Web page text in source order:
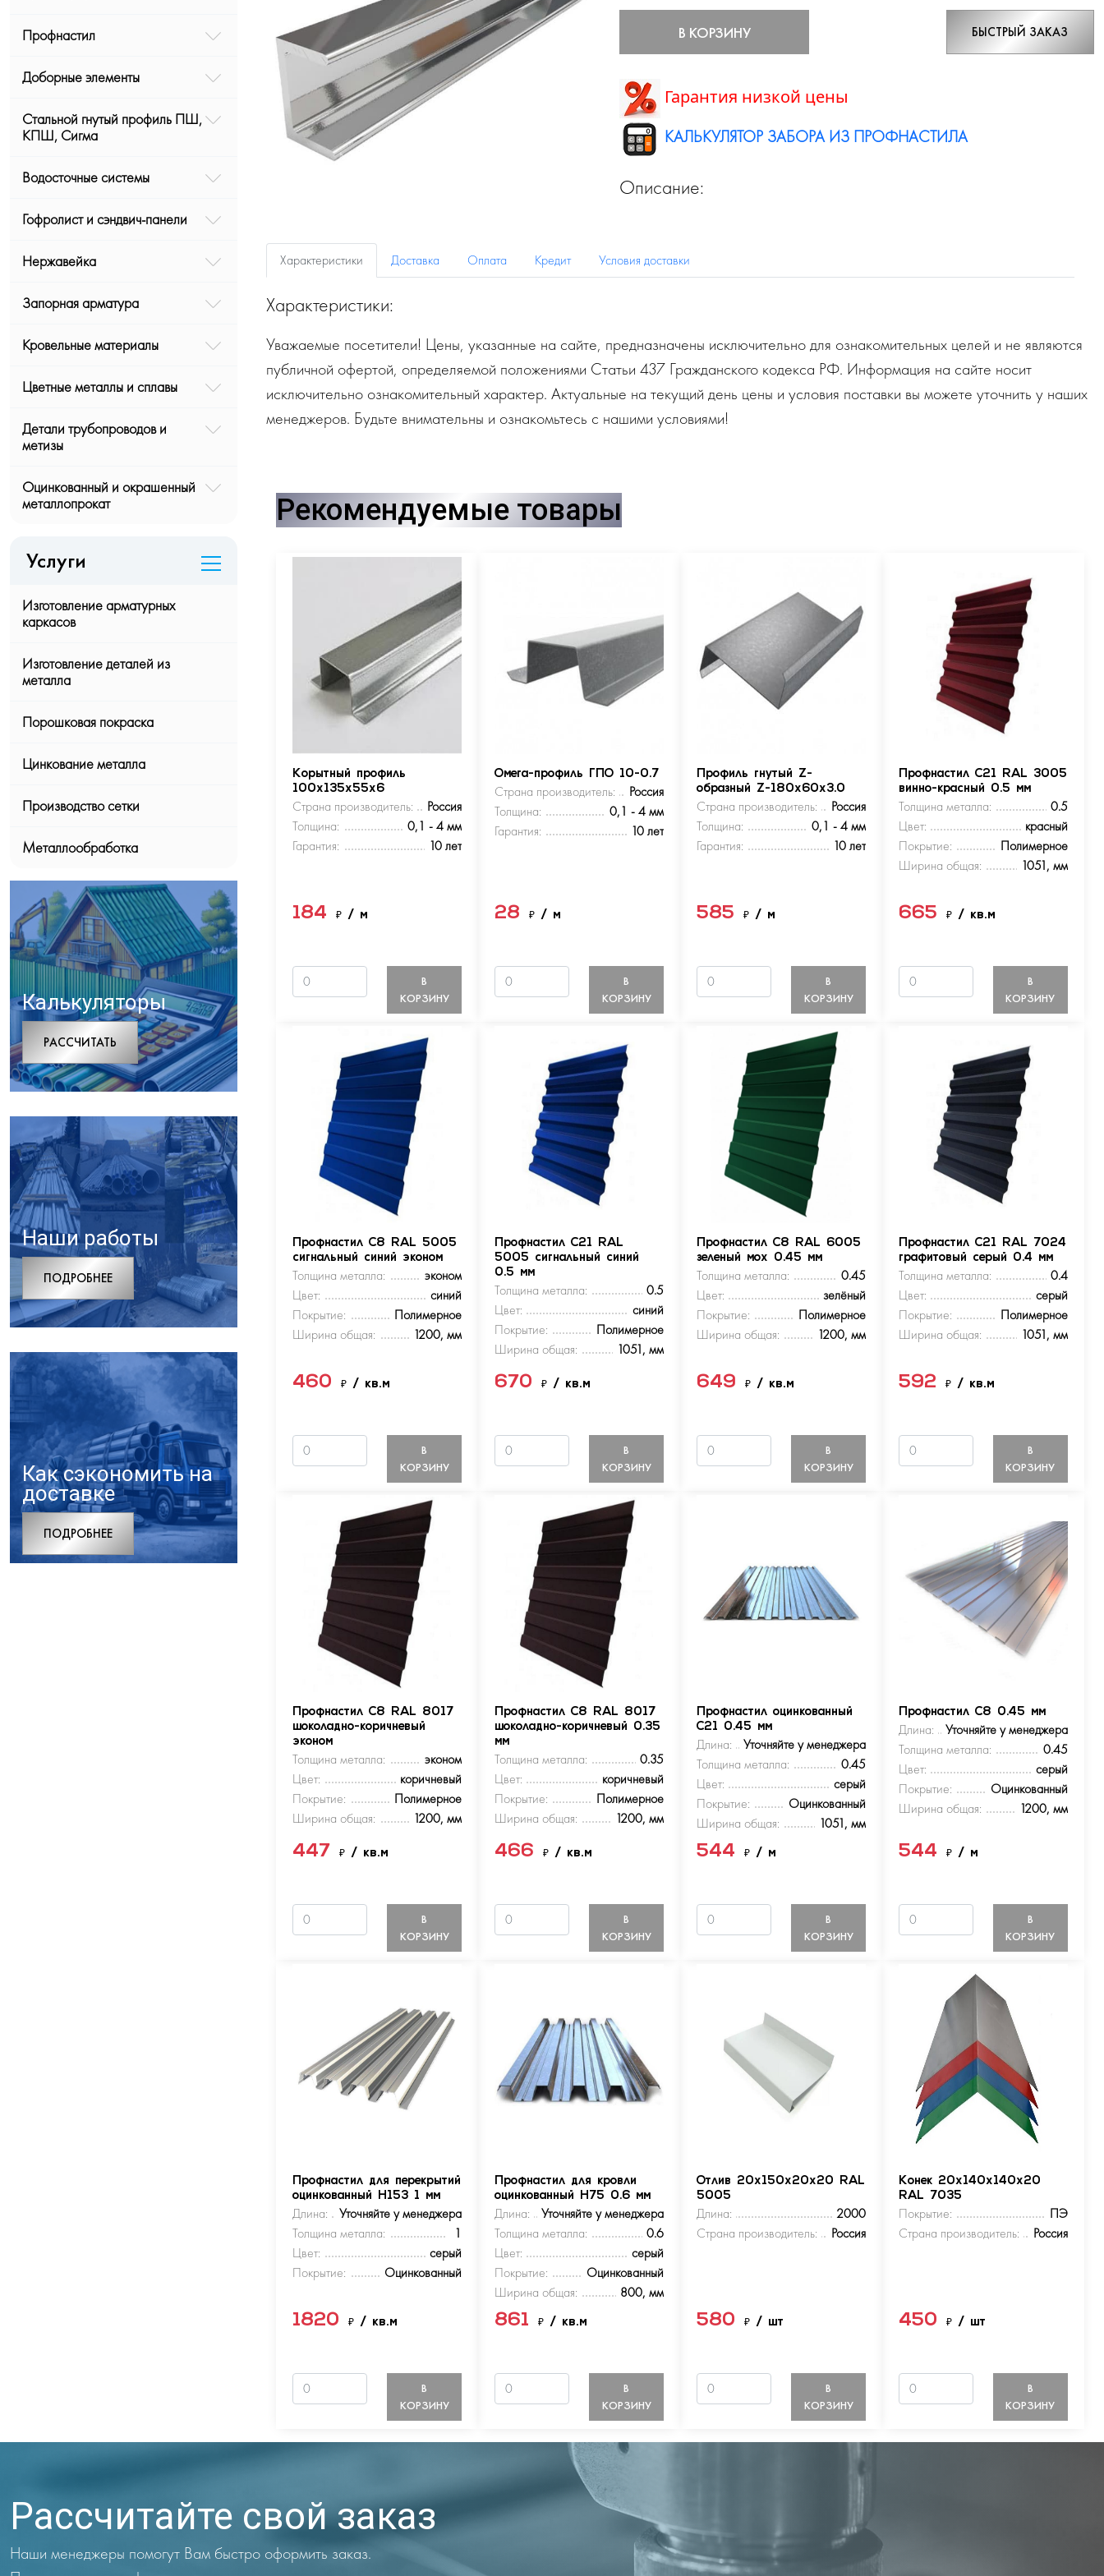
Профнастил
Доборные элементы
Стальной гнутый профиль ПШ,
КПШ, Сигма
Водосточные системы
Гофролист и сэндвич-панели
Нержавейка
Запорная арматура
Кровельные материалы
Цветные металлы и сплавы
Детали трубопроводов и
метизы
Оцинкованный и окрашенный
металлопрокат
Услуги
Изготовление арматурных
каркасов
Изготовление деталей из
металла
Порошковая покраска
Цинкование металла
Производство сетки
Металлообработка
Калькуляторы
РАCСЧИТАТЬ
Наши работы
ПОДРОБНЕЕ
Как сэкономить на
доставке
ПОДРОБНЕЕ
В КОРЗИНУ БЫСТРЫЙ ЗАКАЗ
Гарантия низкой цены
КАЛЬКУЛЯТОР ЗАБОРА ИЗ ПРОФНАСТИЛА
Описание:
Характеристики Доставка Оплата Кредит Условия доставки
Характеристики:
Уважаемые посетители! Цены, указанные на сайте, предназначены исключительно для ознакомительных целей и не являются
публичной офертой, определяемой положениями Статьи 437 Гражданского кодекса РФ. Информация на сайте носит
исключительно ознакомительный характер. Актуальные на текущий день цены и условия поставки вы можете уточнить у наших
менеджеров. Будьте внимательны и ознакомьтесь с нашими условиями!
Рекомендуемые товары
Корытный профиль
100х135х55х6
Страна производитель:
Россия
Толщина:
0,1 - 4 мм
Гарантия:
10 лет
184₽/ м
В
КОРЗИНУ
Омега-профиль ГПО 10-0.7
Страна производитель:
Россия
Толщина:
0,1 - 4 мм
Гарантия:
10 лет
28₽/ м
В
КОРЗИНУ
Профиль гнутый Z-
образный Z-180х60х3.0
Страна производитель:
Россия
Толщина:
0,1 - 4 мм
Гарантия:
10 лет
585₽/ м
В
КОРЗИНУ
Профнастил С21 RAL 3005
винно-красный 0.5 мм
Толщина металла:
0.5
Цвет:
красный
Покрытие:
Полимерное
Ширина общая:
1051, мм
665 ₽ / кв.м
В
КОРЗИНУ
Профнастил С8 RAL 5005
сигнальный синий эконом
Толщина металла:
эконом
Цвет:
синий
Покрытие:
Полимерное
Ширина общая:
1200, мм
460₽/ кв.м
В
КОРЗИНУ
Профнастил С21 RAL
5005 сигнальный синий
0.5 мм
Толщина металла:
0.5
Цвет:
синий
Покрытие:
Полимерное
Ширина общая:
1051, мм
670₽/ кв.м
В
КОРЗИНУ
Профнастил С8 RAL 6005
зеленый мох 0.45 мм
Толщина металла:
0.45
Цвет:
зелёный
Покрытие:
Полимерное
Ширина общая:
1200, мм
649₽/ кв.м
В
КОРЗИНУ
Профнастил С21 RAL 7024
графитовый серый 0.4 мм
Толщина металла:
0.4
Цвет:
серый
Покрытие:
Полимерное
Ширина общая:
1051, мм
592 ₽ / кв.м
В
КОРЗИНУ
Профнастил С8 RAL 8017
шоколадно-коричневый
эконом
Толщина металла:
эконом
Цвет:
коричневый
Покрытие:
Полимерное
Ширина общая:
1200, мм
447₽/ кв.м
В
КОРЗИНУ
Профнастил С8 RAL 8017
шоколадно-коричневый 0.35
мм
Толщина металла:
0.35
Цвет:
коричневый
Покрытие:
Полимерное
Ширина общая:
1200, мм
466₽/ кв.м
В
КОРЗИНУ
Профнастил оцинкованный
С21 0.45 мм
Длина:
Уточняйте у менеджера
Толщина металла:
0.45
Цвет:
серый
Покрытие:
Оцинкованный
Ширина общая:
1051, мм
544₽/ м
В
КОРЗИНУ
Профнастил С8 0.45 мм
Длина:
Уточняйте у менеджера
Толщина металла:
0.45
Цвет:
серый
Покрытие:
Оцинкованный
Ширина общая:
1200, мм
544 ₽ / м
В
КОРЗИНУ
Профнастил для перекрытий
оцинкованный Н153 1 мм
Длина:
Уточняйте у менеджера
Толщина металла:
1
Цвет:
серый
Покрытие:
Оцинкованный
1820₽/ кв.м
В
КОРЗИНУ
Профнастил для кровли
оцинкованный Н75 0.6 мм
Длина:
Уточняйте у менеджера
Толщина металла:
0.6
Цвет:
серый
Покрытие:
Оцинкованный
Ширина общая:
800, мм
861₽/ кв.м
В
КОРЗИНУ
Отлив 20х150х20х20 RAL
5005
Длина:
2000
Страна производитель:
Россия
580₽/ шт
В
КОРЗИНУ
Конек 20х140х140х20
RAL 7035
Покрытие:
ПЭ
Страна производитель:
Россия
450 ₽ / шт
В
КОРЗИНУ
Рассчитайте свой заказ
Наши менеджеры помогут Вам быстро оформить заказ.